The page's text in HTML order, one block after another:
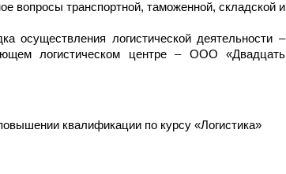
вопросы транспортной, таможенной, складской и
осуществления логистической деятельности –
логистическом центре – ООО «Двадцать
квалификации по курсу «Логистика»